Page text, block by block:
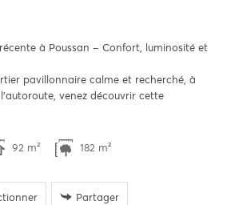
à Poussan – Confort, luminosité et
pavillonnaire calme et recherché, à
venez découvrir cette
92 m² 182 m²
Partager